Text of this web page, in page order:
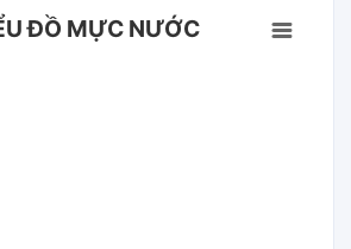
ĐỒ MỰC NƯỚC